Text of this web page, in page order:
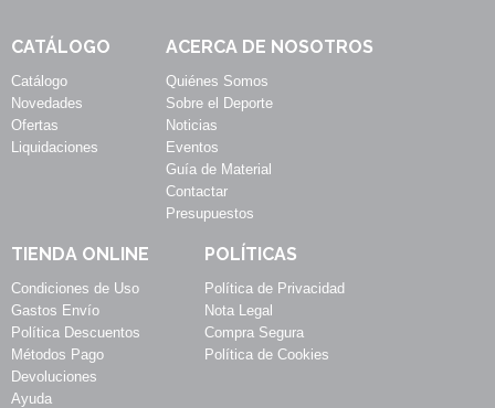
CATÁLOGO
Catálogo
Novedades
Ofertas
Liquidaciones
ACERCA DE NOSOTROS
Quiénes Somos
Sobre el Deporte
Noticias
Eventos
Guía de Material
Contactar
Presupuestos
TIENDA ONLINE
Condiciones de Uso
Gastos Envío
Política Descuentos
Métodos Pago
Devoluciones
Ayuda
POLÍTICAS
Política de Privacidad
Nota Legal
Compra Segura
Política de Cookies